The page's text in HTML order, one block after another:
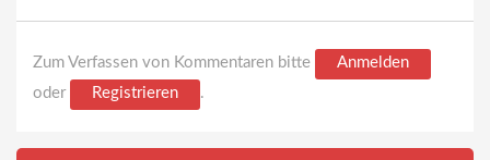
Zum Verfassen von Kommentaren bitte
Anmelden
oder
Registrieren .